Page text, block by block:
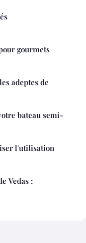
gourmets
adeptes de
bateau semi-
l'utilisation
Vedas :